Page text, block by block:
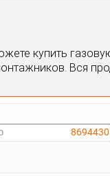
купить
Вся
8694430